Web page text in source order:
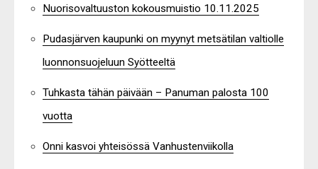
Nuorisovaltuuston kokousmuistio 10.11.2025
Pudasjärven kaupunki on myynyt metsätilan valtiolle
luonnonsuojeluun Syötteeltä
Tuhkasta tähän päivään – Panuman palosta 100
vuotta
Onni kasvoi yhteisössä Vanhustenviikolla